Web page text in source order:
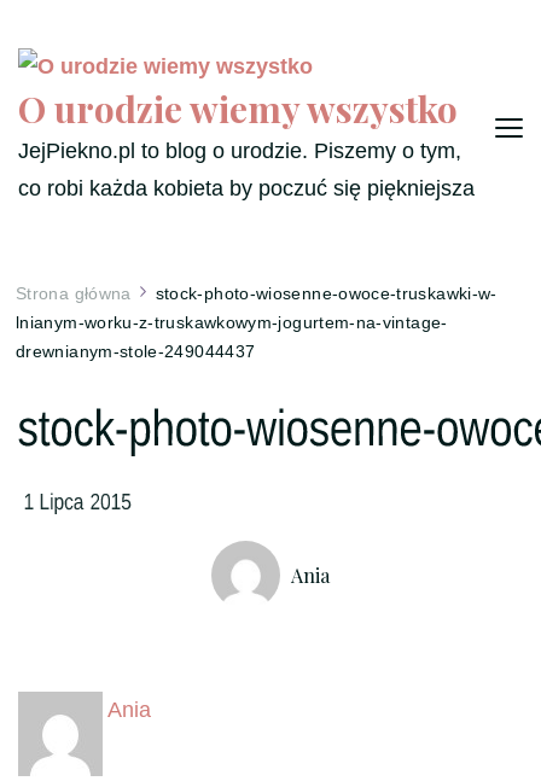
O urodzie wiemy wszystko
JejPiekno.pl to blog o urodzie. Piszemy o tym,
co robi każda kobieta by poczuć się piękniejsza
Strona główna
stock-photo-wiosenne-owoce-truskawki-w-
lnianym-worku-z-truskawkowym-jogurtem-na-vintage-
drewnianym-stole-249044437
Ania
Ania